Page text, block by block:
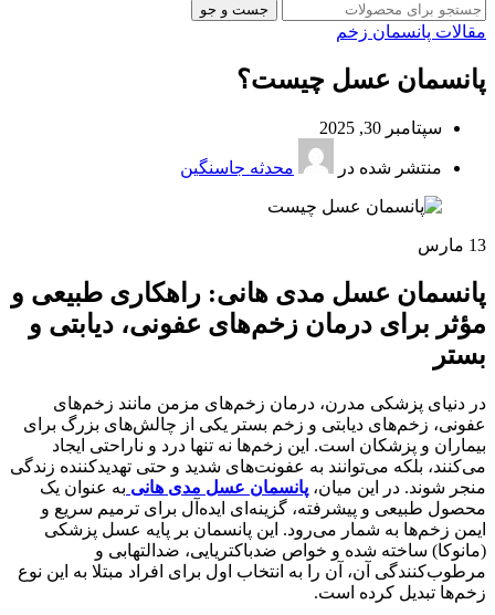
جست و جو
مقالات پانسمان زخم
پانسمان عسل چیست؟
سپتامبر 30, 2025
منتشر شده در محدثه جاسنگین
13 مارس
پانسمان عسل مدی هانی: راهکاری طبیعی و
مؤثر برای درمان زخم‌های عفونی، دیابتی و
بستر
در دنیای پزشکی مدرن، درمان زخم‌های مزمن مانند زخم‌های
عفونی، زخم‌های دیابتی و زخم بستر یکی از چالش‌های بزرگ برای
بیماران و پزشکان است. این زخم‌ها نه تنها درد و ناراحتی ایجاد
می‌کنند، بلکه می‌توانند به عفونت‌های شدید و حتی تهدیدکننده زندگی
منجر شوند. در این میان، پانسمان عسل مدی هانی به عنوان یک
محصول طبیعی و پیشرفته، گزینه‌ای ایده‌آل برای ترمیم سریع و
ایمن زخم‌ها به شمار می‌رود. این پانسمان بر پایه عسل پزشکی
(مانوکا) ساخته شده و خواص ضدباکتریایی، ضدالتهابی و
مرطوب‌کنندگی آن، آن را به انتخاب اول برای افراد مبتلا به این نوع
زخم‌ها تبدیل کرده است.